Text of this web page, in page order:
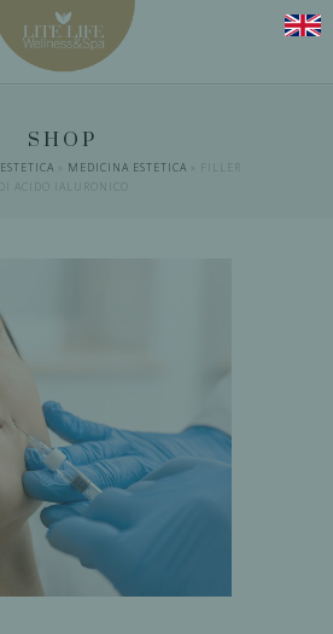
SHOP
ESTETICA MEDICINA ESTETICA
DI ACIDO IALURONICO